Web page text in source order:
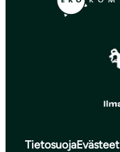
TietosuojaEvästeet